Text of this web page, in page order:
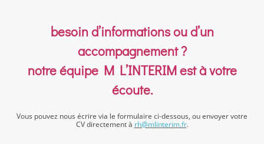
besoin d’informations ou d’un
accompagnement ?
notre équipe M L’INTERIM est à votre
écoute.
Vous pouvez nous écrire via le formulaire ci-dessous, ou envoyer votre
CV directement à rh@mlinterim.fr.